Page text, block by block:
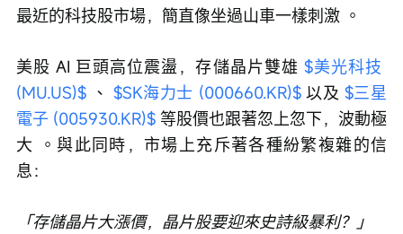
最近的科技股市場，簡直像坐過山車一樣刺激 。
美股 AI 巨頭高位震盪，存儲晶片雙雄 $美光科技
(MU.US)$ 、 $SK海力士 (000660.KR)$ 以及 $三星
電子 (005930.KR)$ 等股價也跟著忽上忽下，波動極
大 。與此同時，市場上充斥著各種紛繁複雜的信
息：
「存儲晶片大漲價，晶片股要迎來史詩級暴利？」